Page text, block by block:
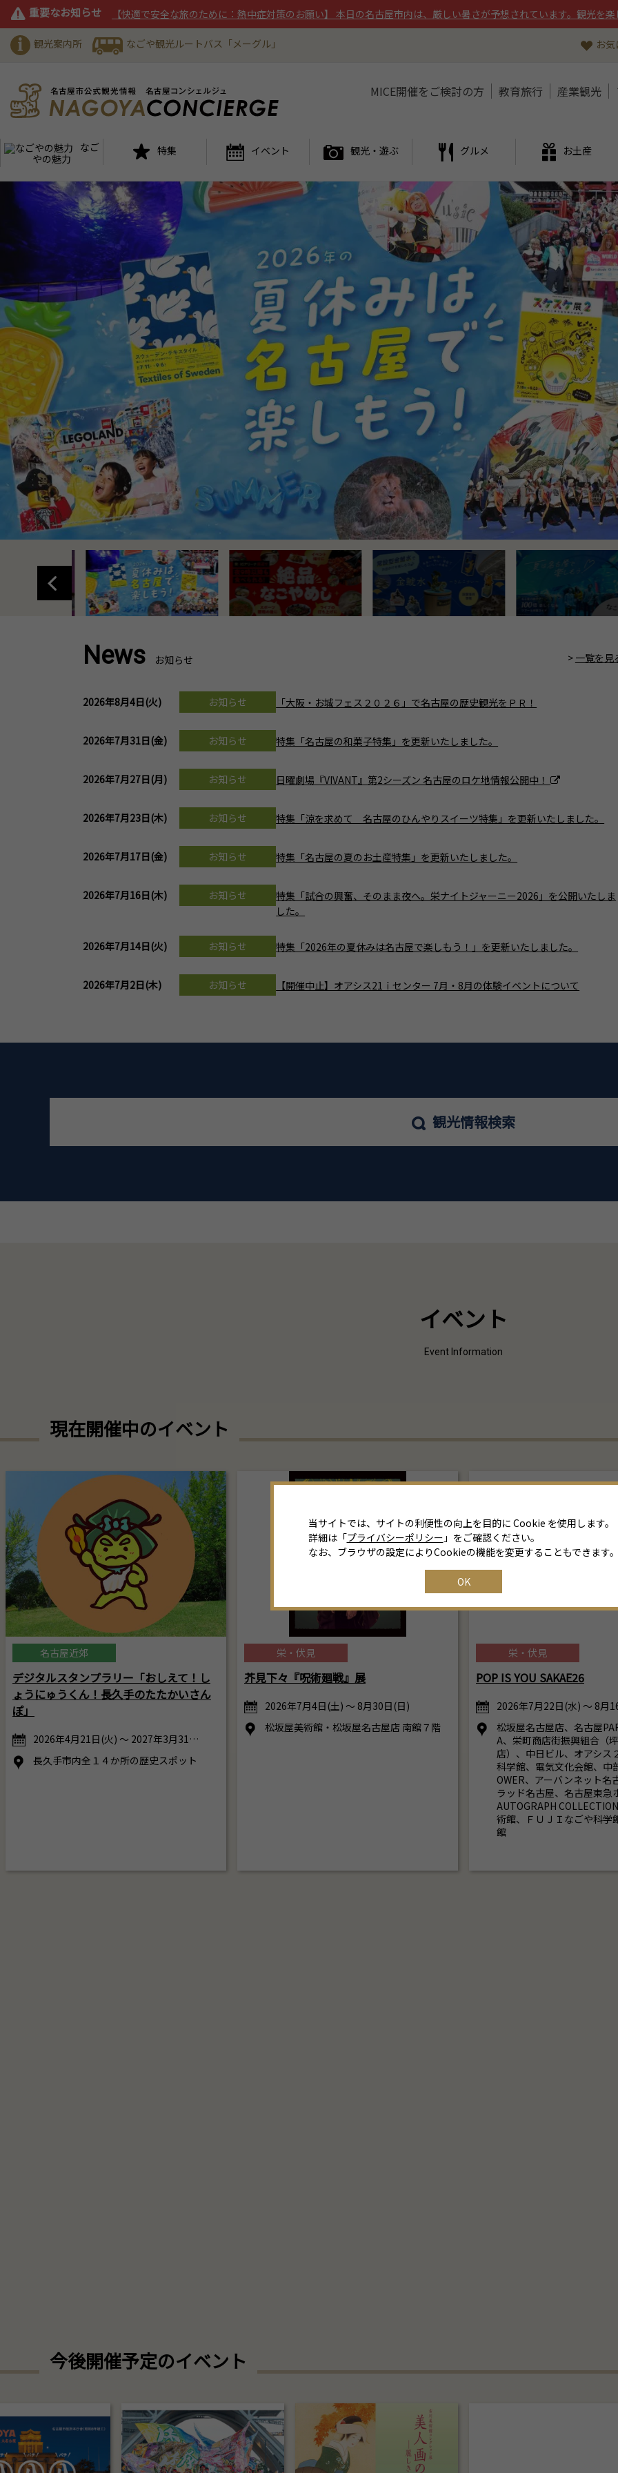
重要なお知らせ 【快適で安全な旅のために：熱中症対策のお願い】 本日の名古屋市内は、厳しい暑さが予想されています。観光を
観光案内所 なごや観光ルートバス「メーグル」 お
MICE開催をご検討の方 教育旅行 産業観光
なご
やの魅力
特集 イベント 観光・遊ぶ グルメ お土産
News お知らせ 一覧を見
2026年8月4日(火) お知らせ 「大阪・お城フェス２０２６」で名古屋の歴史観光をＰＲ！
2026年7月31日(金) お知らせ 特集「名古屋の和菓子特集」を更新いたしました。
2026年7月27日(月) お知らせ 日曜劇場『VIVANT』第2シーズン 名古屋のロケ地情報公開中！
2026年7月23日(木) お知らせ 特集「涼を求めて 名古屋のひんやりスイーツ特集」を更新いたしました。
2026年7月17日(金) お知らせ 特集「名古屋の夏のお土産特集」を更新いたしました。
2026年7月16日(木) お知らせ
特集「試合の興奮、そのまま夜へ。栄ナイトジャーニー2026」を公開いたしま
した。
2026年7月14日(火) お知らせ 特集「2026年の夏休みは名古屋で楽しもう！」を更新いたしました。
2026年7月2日(木) お知らせ 【開催中止】オアシス21ｉセンター 7月・8月の体験イベントについて
観光情報検索
イベント
Event Information
現在開催中のイベント
名古屋近郊
デジタルスタンプラリー「おしえて！し
ょうにゅうくん！長久手のたたかいさん
ぽ」
2026年4月21日(火) ～ 2027年3月31…
長久手市内全１４か所の歴史スポット
栄・伏見
芥見下々『呪術廻戦』展
2026年7月4日(土) ～ 8月30日(日)
松坂屋美術館・松坂屋名古屋店 南館７階
栄・伏見
POP IS YOU SAKAE26
2026年7月22日(水) ～ 8月
松坂屋名古屋店、名古屋
A、栄町商店街振興組合（
店）、中日ビル、オアシス
科学館、電気文化会館、中
OWER、アーバンネット名
ラッド名古屋、名古屋東急
AUTOGRAPH
術館、ＦＵＪＩなごや科学
館
今後開催予定のイベント
当サイトでは、サイトの利便性の向上を目的に Cookie を使用します。
詳細は「プライバシーポリシー 」をご確認ください。
なお、ブラウザの設定によりCookieの機能を変更することもできます
OK